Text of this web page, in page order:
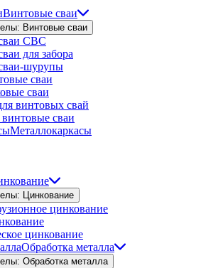
Винтовые сваи
Винтовые сваи
СВС
для забора
шурупы
сваи
сваи
винтовых свай
сваи
Металлокаркасы
Цинкование
цинкование
цинкование
Обработка металла
Обработка металла